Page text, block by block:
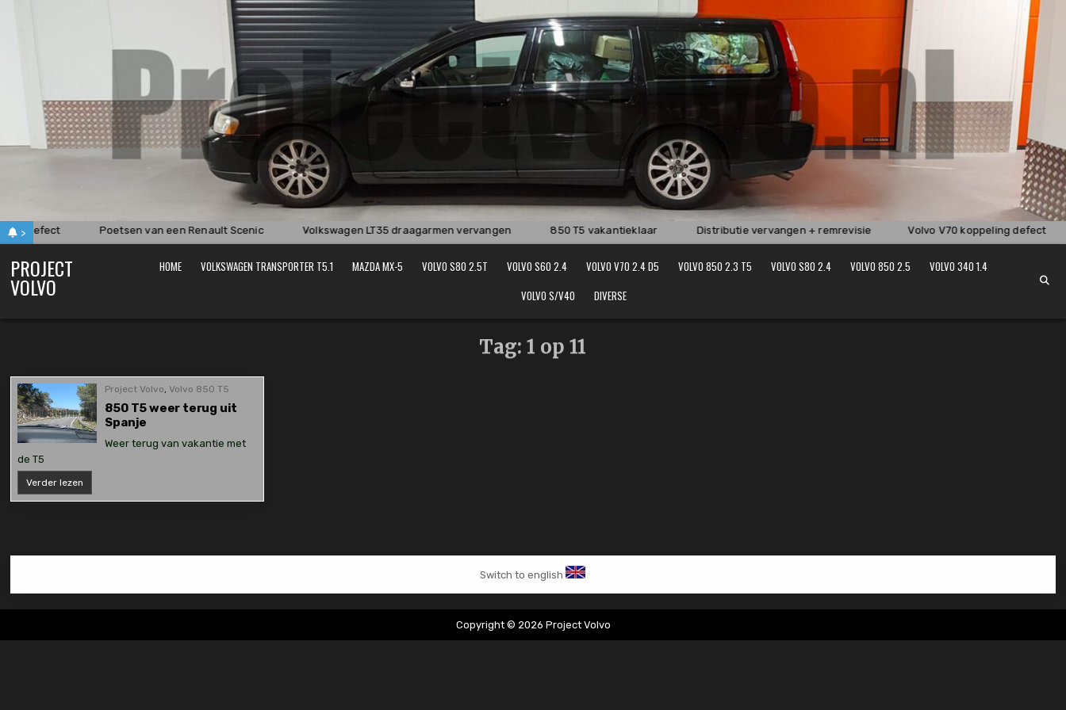
>
defect Poetsen van een Renault Scenic Volkswagen LT35 draagarmen vervangen 850 T5 vakantieklaar Distributie vervangen + remrevisie Volvo V70 koppeling defect
PROJECT
VOLVO
HOME VOLKSWAGEN TRANSPORTER T5.1 MAZDA MX-5 VOLVO S80 2.5T VOLVO S60 2.4 VOLVO V70 2.4 D5 VOLVO 850 2.3 T5 VOLVO S80 2.4 VOLVO 850 2.5
VOLVO 340 1.4
VOLVO S/V40
DIVERSE
Tag:1 op 11
Project Volvo,Volvo 850 T5
850 T5 weer terug uit
Spanje
Weer terug van vakantie met
de T5
Verder lezen
T5
weer
Switch to english
Copyright © 2026 Project Volvo